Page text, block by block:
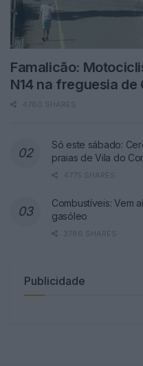
Famalicão:
N14 na freguesia de
4780 SHARES
Só este sábado:
praias de Vila do
4775 SHARES
Combustíveis: Vem
gasóleo
3786 SHARES
Publicidade